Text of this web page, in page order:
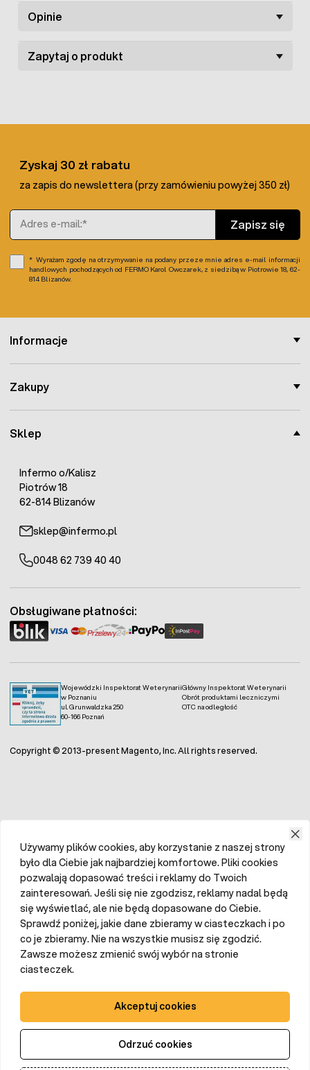
harmonijki pakowane są w opakowanie jednostkowe po 100
sztuk. Cena dotyczy całego opakowania.
W ofercie dostępne są również
kombinezony ochronne
Opinie
Zapytaj o produkt
Sklep
Infermo o/Kalisz
Piotrów 18
62-814 Blizanów
sklep@infermo.pl
0048 62 739 40 40
Informacje
Zakupy
Zyskaj 30 zł rabatu
za zapis do newslettera (przy zamówieniu powyżej 350 zł)
Adres e-mail
Zapisz się
Wyrażam zgodę na otrzymywanie na podany przeze mnie adres e-mail informacji
handlowych pochodzących od FERMO Karol Owczarek, z siedzibą w Piotrowie 18, 62-
814 Blizanów.
Wojewódzki Inspektorat Weterynarii
w Poznaniu
ul. Grunwaldzka 250
60-166 Poznań
Główny Inspektorat Weterynarii
Obrót produktami leczniczymi
OTC na odległość
Obsługiwane płatności:
Copyright © 2013-present Magento, Inc. All rights reserved.
Używamy plików cookies, aby korzystanie z naszej strony
było dla Ciebie jak najbardziej komfortowe. Pliki cookies
pozwalają dopasować treści i reklamy do Twoich
zainteresowań. Jeśli się nie zgodzisz, reklamy nadal będą
się wyświetlać, ale nie będą dopasowane do Ciebie.
Sprawdź poniżej, jakie dane zbieramy w ciasteczkach i po
co je zbieramy. Nie na wszystkie musisz się zgodzić.
Zawsze możesz zmienić swój wybór na stronie
ciasteczek.
Akceptuj cookies
Odrzuć cookies